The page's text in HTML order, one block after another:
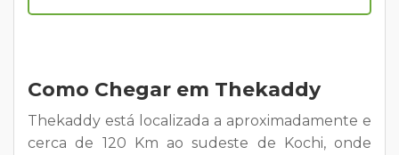
Como Chegar em Thekaddy
Thekaddy está localizada a aproximadamente e
cerca de 120 Km ao sudeste de Kochi, onde